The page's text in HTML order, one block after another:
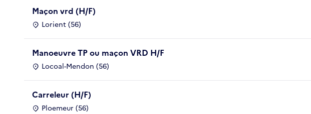
Maçon vrd (H/F)
Lorient (56)
Manoeuvre TP ou maçon VRD H/F
Locoal-Mendon (56)
Carreleur (H/F)
Ploemeur (56)